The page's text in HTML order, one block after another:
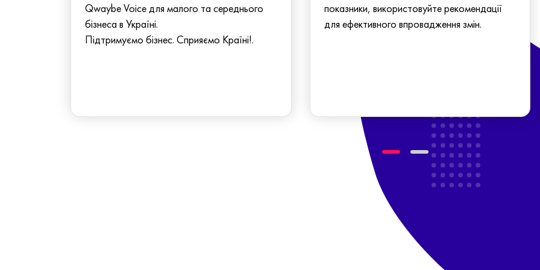
Qwaybe Voice для малого та середнього
бізнеса в Україні.
Підтримуємо бізнес. Сприяємо Країні!.
показники, використовуйте рекомендації
для ефективного впровадження змін.